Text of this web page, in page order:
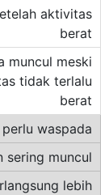
aktivitas
berat
muncul meski
tidak terlalu
berat
perlu waspada
sering muncul
lebih